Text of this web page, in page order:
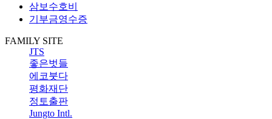
삼보수호비
기부금영수증
FAMILY SITE
JTS
좋은벗들
에코붓다
평화재단
정토출판
Jungto Intl.